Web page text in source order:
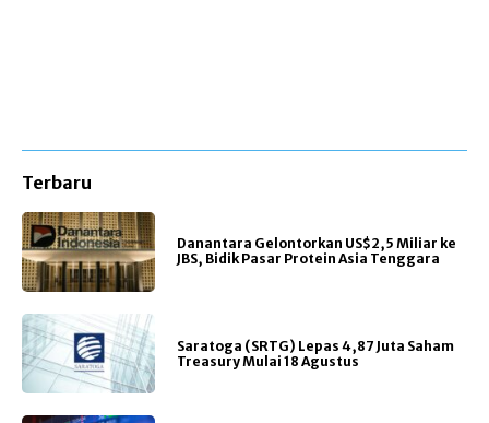
Terbaru
Danantara Gelontorkan US$2,5 Miliar ke
JBS, Bidik Pasar Protein Asia Tenggara
Saratoga (SRTG) Lepas 4,87 Juta Saham
Treasury Mulai 18 Agustus